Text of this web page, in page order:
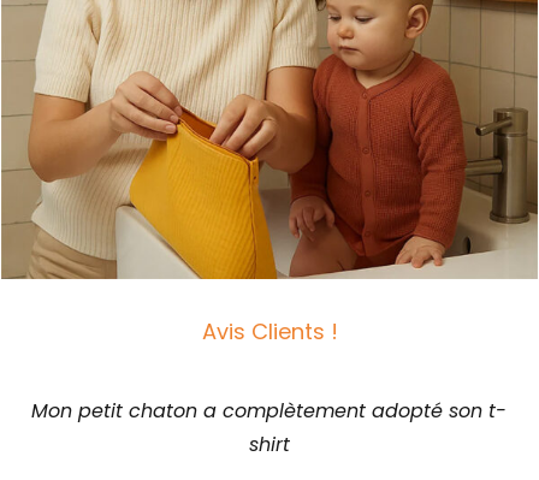
Avis Clients !
Mon petit chaton a complètement adopté son t-
shirt